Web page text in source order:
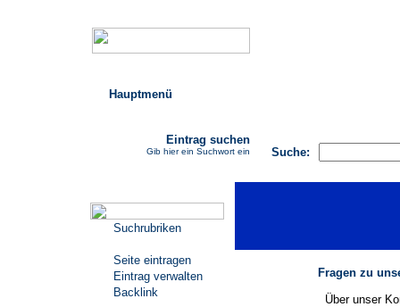
Hauptmenü
Suche:
Eintrag suchen
Gib hier ein Suchwort ein
Suchrubriken
Seite eintragen
Eintrag verwalten
Backlink
Fragen zu
Über unser